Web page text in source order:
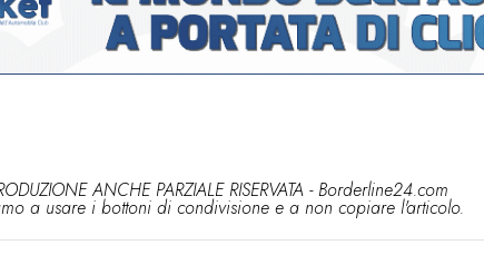
ANCHE PARZIALE RISERVATA - Borderline24.com
a usare i bottoni di condivisione e a non copiare l'articolo.